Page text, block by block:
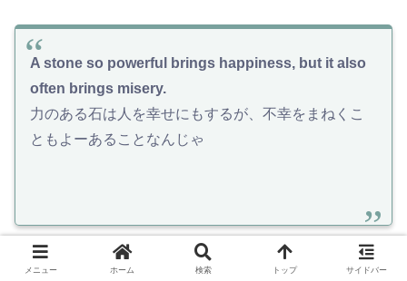
A stone so powerful brings happiness, but it also
often brings misery.
力のある石は人を幸せにもするが、不幸をまねくこ
ともよーあることなんじゃ
メニュー ホーム 検索 トップ サイドバー